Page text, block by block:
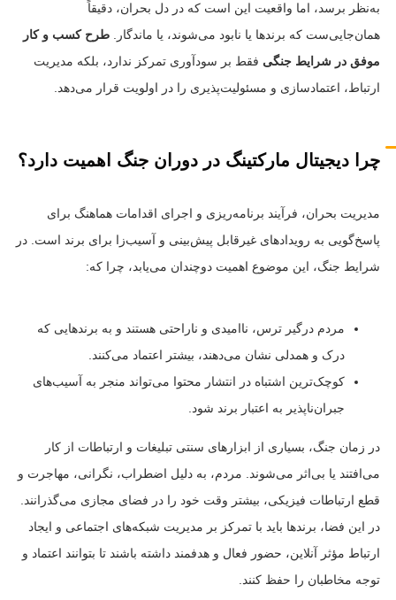
به‌نظر برسد، اما واقعیت این است که در دل بحران، دقیقاً
همان‌جایی‌ست که برندها یا نابود می‌شوند، یا ماندگار. طرح کسب و کار
موفق در شرایط جنگی فقط بر سودآوری تمرکز ندارد، بلکه مدیریت
ارتباط، اعتمادسازی و مسئولیت‌پذیری را در اولویت قرار می‌دهد.
چرا دیجیتال مارکتینگ در دوران جنگ اهمیت دارد؟
مدیریت بحران، فرآیند برنامه‌ریزی و اجرای اقدامات هماهنگ برای
پاسخ‌گویی به رویدادهای غیرقابل پیش‌بینی و آسیب‌زا برای برند است. در
شرایط جنگ، این موضوع اهمیت دوچندان می‌یابد، چرا که:
مردم درگیر ترس، ناامیدی و ناراحتی هستند و به برندهایی که
درک و همدلی نشان می‌دهند، بیشتر اعتماد می‌کنند.
کوچک‌ترین اشتباه در انتشار محتوا می‌تواند منجر به آسیب‌های
جبران‌ناپذیر به اعتبار برند شود.
در زمان جنگ، بسیاری از ابزارهای سنتی تبلیغات و ارتباطات از کار
می‌افتند یا بی‌اثر می‌شوند. مردم، به دلیل اضطراب، نگرانی، مهاجرت و
قطع ارتباطات فیزیکی، بیشتر وقت خود را در فضای مجازی می‌گذرانند.
در این فضا، برندها باید با تمرکز بر مدیریت شبکه‌های اجتماعی و ایجاد
ارتباط مؤثر آنلاین، حضور فعال و هدفمند داشته باشند تا بتوانند اعتماد و
توجه مخاطبان را حفظ کنند.